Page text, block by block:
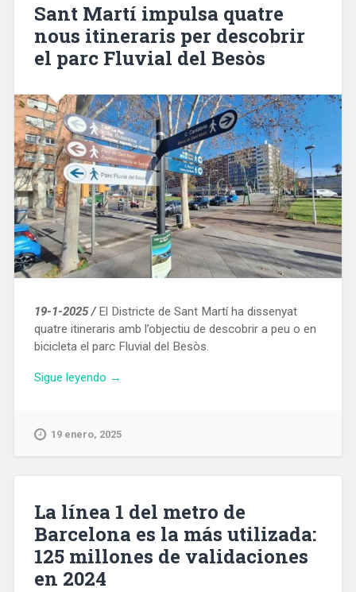
Sant Martí impulsa quatre
nous itineraris per descobrir
el parc Fluvial del Besòs
19-1-2025 /El Districte de Sant Martí ha dissenyat
quatre itineraris amb l’objectiu de descobrir a peu o en
bicicleta el parc Fluvial del Besòs.
Sigue leyendo «Sant
quatre
el
parc
Fluvial
→
19 enero, 2025
La línea 1 del metro de
Barcelona es la más utilizada:
125 millones de validaciones
en 2024